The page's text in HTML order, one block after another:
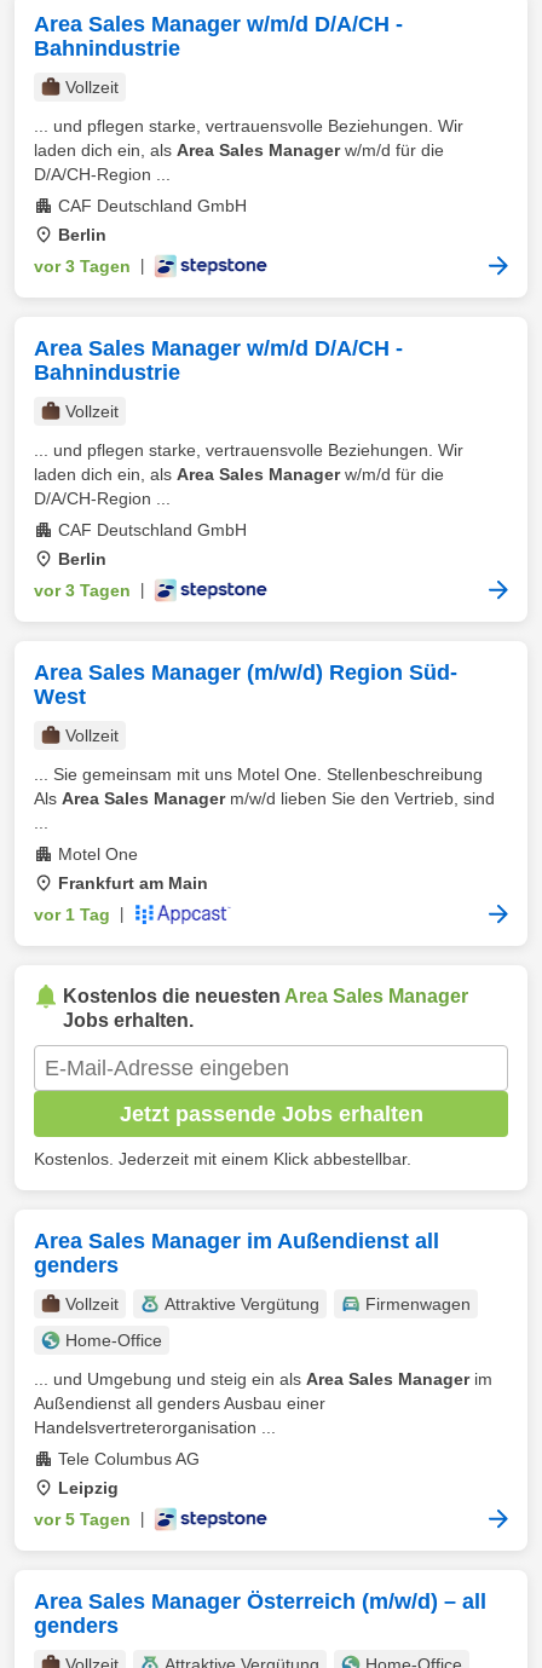
Area Sales Manager w/m/d D/A/CH -
Bahnindustrie
Vollzeit
... und pflegen starke, vertrauensvolle Beziehungen. Wir
laden dich ein, als Area Sales Managerw/m/d für die
D/A/CH-Region ...
CAF Deutschland GmbH
Berlin
vor 3 Tagen
Area Sales Manager w/m/d D/A/CH -
Bahnindustrie
Vollzeit
... und pflegen starke, vertrauensvolle Beziehungen. Wir
laden dich ein, als Area Sales Managerw/m/d für die
D/A/CH-Region ...
CAF Deutschland GmbH
Berlin
vor 3 Tagen
Area Sales Manager (m/w/d) Region Süd-
West
Vollzeit
... Sie gemeinsam mit uns Motel One. Stellenbeschreibung
Als Area Sales Managerm/w/d lieben Sie den Vertrieb, sind
Motel One
Frankfurt am Main
vor 1 Tag
Kostenlos die neuesten Area Sales Manager
Jobs erhalten.
Jetzt passende Jobs erhalten
Kostenlos. Jederzeit mit einem Klick abbestellbar.
Area Sales Manager im Außendienst all
genders
Vollzeit Attraktive Vergütung
Firmenwagen
Home-Office
... und Umgebung und steig ein als Area Sales Managerim
Außendienst all genders Ausbau einer
Handelsvertreterorganisation ...
Tele Columbus AG
Leipzig
vor 5 Tagen
Area Sales Manager Österreich (m/w/d) – all
genders